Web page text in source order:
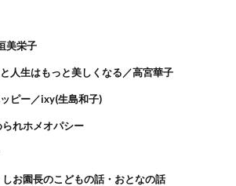
美栄子
人生はもっと美しくなる／高宮華子
ピー／ixy(生島和子)
れホメオパシー
お園長のこどもの話・おとなの話